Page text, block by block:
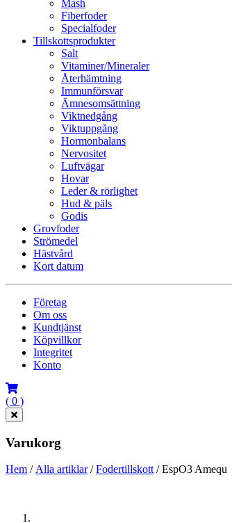
Mash
Fiberfoder
Specialfoder
Tillskottsprodukter
Salt
Vitaminer/Mineraler
Återhämtning
Immunförsvar
Ämnesomsättning
Viktnedgång
Viktuppgång
Hormonbalans
Nervositet
Luftvägar
Hovar
Leder & rörlighet
Hud & päls
Godis
Grovfoder
Strömedel
Hästvård
Kort datum
Företag
Om oss
Kundtjänst
Köpvillkor
Integritet
Konto
( 0 )
Varukorg
Hem /Alla artiklar/Fodertillskott/ EspO3 Amequ